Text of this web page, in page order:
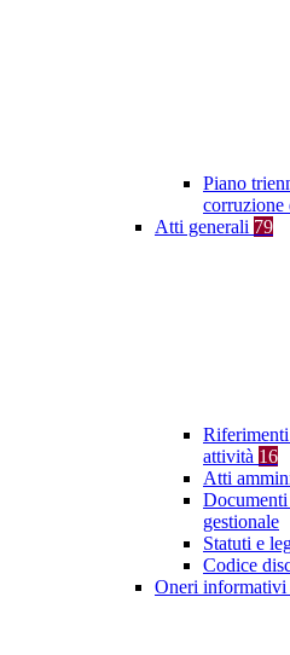
Piano
corruzione
Atti generali 79
attività 16
Atti
gestionale
Statuti e
Codice
Oneri informativi